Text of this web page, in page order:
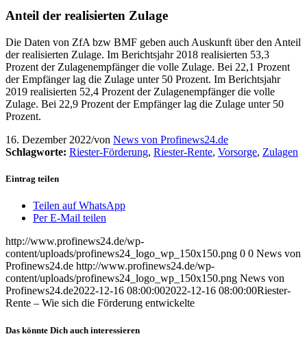
Anteil der realisierten Zulage
Die Daten von ZfA bzw BMF geben auch Auskunft über den Anteil
der realisierten Zulage. Im Berichtsjahr 2018 realisierten 53,3
Prozent der Zulagenempfänger die volle Zulage. Bei 22,1 Prozent
der Empfänger lag die Zulage unter 50 Prozent. Im Berichtsjahr
2019 realisierten 52,4 Prozent der Zulagenempfänger die volle
Zulage. Bei 22,9 Prozent der Empfänger lag die Zulage unter 50
Prozent.
16. Dezember 2022/von News von Profinews24.de
Schlagworte: Riester-Förderung, Riester-Rente, Vorsorge, Zulagen
Eintrag teilen
Teilen auf WhatsApp
Per E-Mail teilen
http://www.profinews24.de/wp-
content/uploads/profinews24_logo_wp_150x150.png 0 0 News von
Profinews24.de http://www.profinews24.de/wp-
content/uploads/profinews24_logo_wp_150x150.png News von
Profinews24.de2022-12-16 08:00:002022-12-16 08:00:00Riester-
Rente – Wie sich die Förderung entwickelte
Das könnte Dich auch interessieren